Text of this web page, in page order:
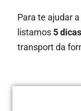
Para te ajudar
listamos 5
transport da